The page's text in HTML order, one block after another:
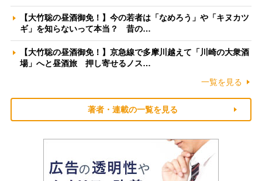
【大竹聡の昼酒御免！】今の若者は「なめろう」や「キヌカツ
ギ」を知らないって本当？ 昔の…
【大竹聡の昼酒御免！】京急線で多摩川越えて「川崎の大衆酒
場」へと昼酒旅 押し寄せるノス…
一覧を見る
著者・連載の一覧を見る